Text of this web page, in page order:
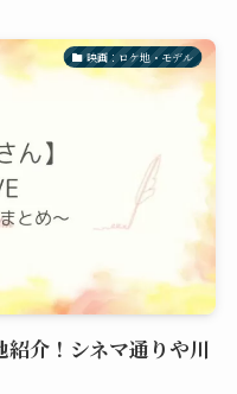
映画：ロケ地・モデル
介！シネマ通りや川